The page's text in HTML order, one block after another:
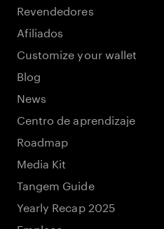
Revendedores
Afiliados
Customize your wallet
Blog
News
Centro de aprendizaje
Roadmap
Media Kit
Tangem Guide
Yearly Recap 2025